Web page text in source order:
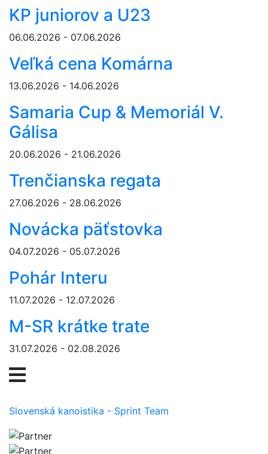
KP juniorov a U23
06.06.2026 - 07.06.2026
Veľká cena Komárna
13.06.2026 - 14.06.2026
Samaria Cup & Memoriál V.
Gálisa
20.06.2026 - 21.06.2026
Trenčianska regata
27.06.2026 - 28.06.2026
Novácka päťstovka
04.07.2026 - 05.07.2026
Pohár Interu
11.07.2026 - 12.07.2026
M-SR krátke trate
31.07.2026 - 02.08.2026
Slovenská kanoistika - Sprint Team